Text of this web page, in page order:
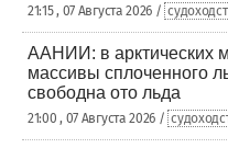
21:15 , 07 Августа 2026 /
ААНИИ: в арктических
массивы сплоченного
свободна ото льда
21:00 , 07 Августа 2026 /